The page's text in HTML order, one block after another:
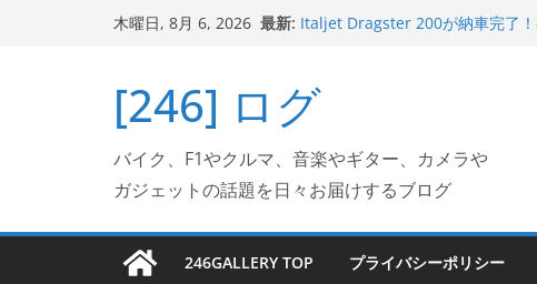
キ
木曜日, 8月 6, 2026 最新: リングが楽しくなった
Jeff Beck 逝去
Ken Block 逝去
フェクターが返礼品でもらえる！
[246] ログ
バイク、F1やクルマ、音楽やギター、カメラや
ガジェットの話題を日々お届けするブログ
246GALLERY TOP プライバシーポリシー